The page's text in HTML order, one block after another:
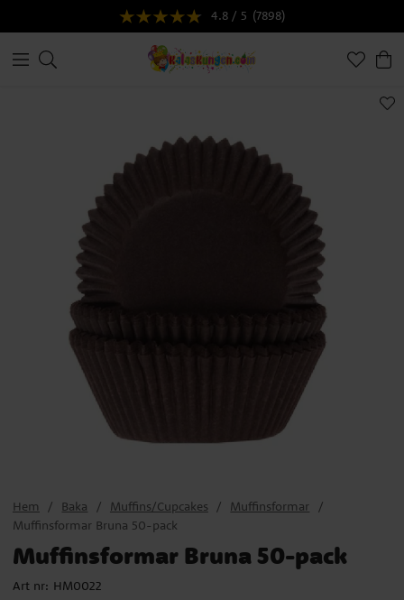
4.8 / 5 (7898)
Hem Baka Muffins/Cupcakes
Muffinsformar
Muffinsformar Bruna 50-pack
Muffinsformar Bruna 50-pack
Art nr: HM0022